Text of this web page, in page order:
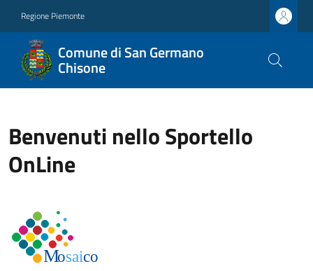
Regione Piemonte
Comune di San Germano
Chisone
Benvenuti nello Sportello
OnLine